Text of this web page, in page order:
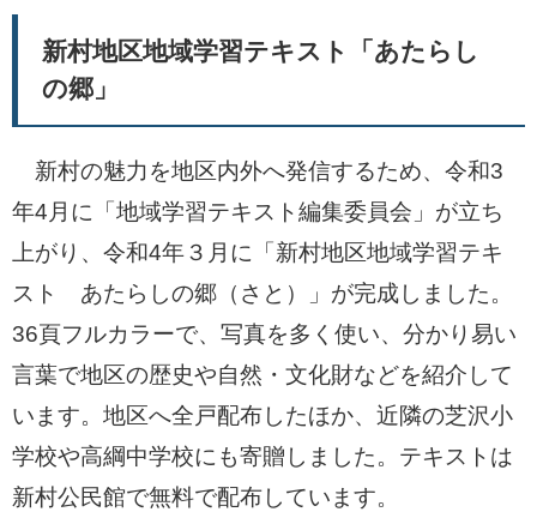
新村地区地域学習テキスト「あたらし
の郷」
新村の魅力を地区内外へ発信するため、令和3
年4月に「地域学習テキスト編集委員会」が立ち
上がり、令和4年３月に「新村地区地域学習テキ
スト あたらしの郷（さと）」が完成しました。
36頁フルカラーで、写真を多く使い、分かり易い
言葉で地区の歴史や自然・文化財などを紹介して
います。地区へ全戸配布したほか、近隣の芝沢小
学校や高綱中学校にも寄贈しました。テキストは
新村公民館で無料で配布しています。